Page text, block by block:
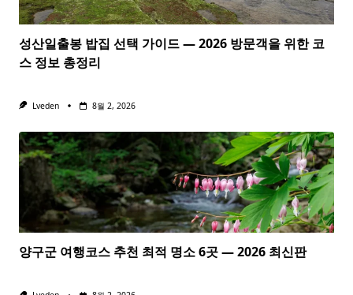
성산일출봉 밥집 선택 가이드 — 2026 방문객을 위한 코
스 정보 총정리
Lveden 8월 2, 2026
양구군 여행코스 추천 최적 명소 6곳 — 2026 최신판